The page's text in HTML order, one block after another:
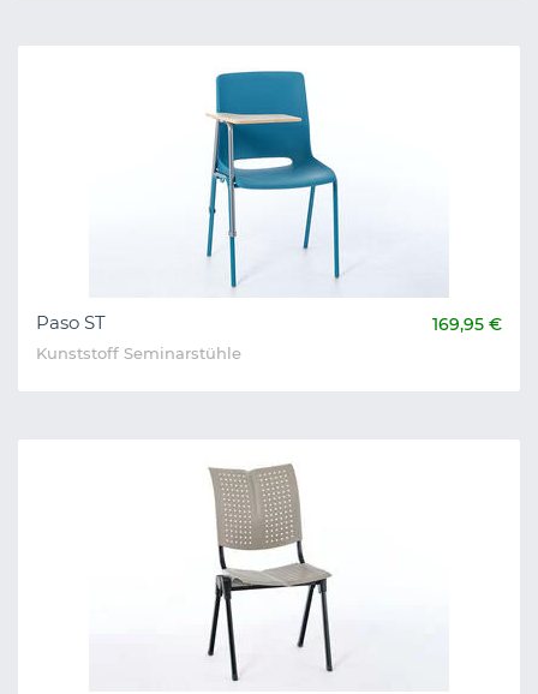
Paso ST 169,95 €
Kunststoff Seminarstühle